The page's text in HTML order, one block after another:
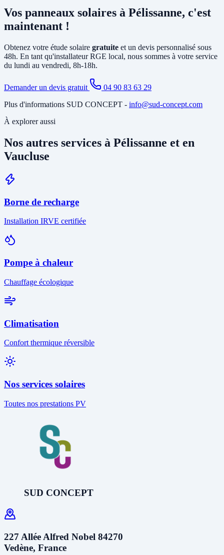
existant et le tirage de câbles DC depuis la toiture. Si votre tableau
est ancien ou sous-dimensionné, une mise à jour partielle peut être
nécessaire. Notre étude gratuite à Pélissanne identifie tous les
Vos panneaux solaires à Pélissanne, c'est
maintenant !
Obtenez votre étude solaire gratuite et un devis personnalisé sous
48h. En tant qu'installateur RGE local, nous sommes à votre service
du lundi au vendredi, 8h-18h.
Demander un devis gratuit
04 90 83 63 29
Plus d'informations SUD CONCEPT - info@sud-concept.com
À explorer aussi
Nos autres services à Pélissanne et en
Vaucluse
Borne de recharge
Installation IRVE certifiée
Pompe à chaleur
Chauffage écologique
Climatisation
Confort thermique réversible
Nos services solaires
Toutes nos prestations PV
SUD CONCEPT
227 Allée Alfred Nobel 84270
Vedène, France